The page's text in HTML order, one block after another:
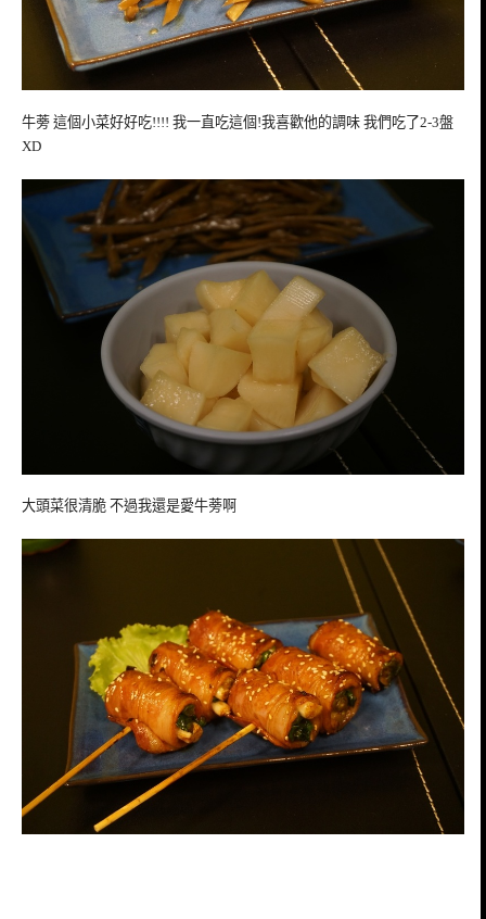
牛蒡 這個小菜好好吃!!!! 我一直吃這個!我喜歡他的調味 我們吃了2-3盤
XD
大頭菜很清脆 不過我還是愛牛蒡啊